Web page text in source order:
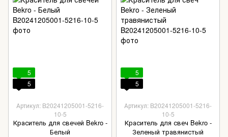
5
5
Артикул: B20241205001-5216-
10-5
Краситель для свечей Bekro -
Белый
5
5
Артикул: B20241205001-5216-
10-5
Краситель для свеч Bekro -
Зеленый травянистый